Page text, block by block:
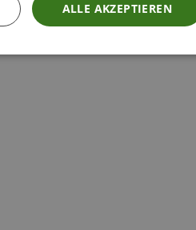
ALLE AKZEPTIEREN